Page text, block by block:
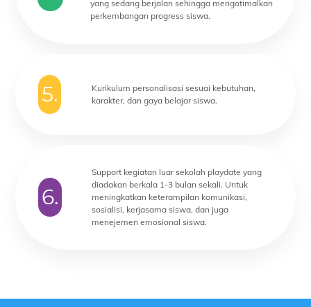
yang sedang berjalan sehingga mengotimalkan
perkembangan progress siswa.
5.
Kurikulum personalisasi sesuai kebutuhan,
karakter, dan gaya belajar siswa.
6.
Support kegiatan luar sekolah playdate yang
diadakan berkala 1-3 bulan sekali. Untuk
meningkatkan keterampilan komunikasi,
sosialisi, kerjasama siswa, dan juga
menejemen emosional siswa.